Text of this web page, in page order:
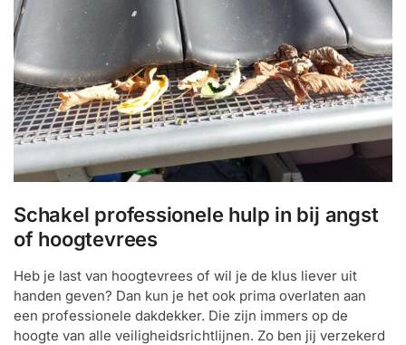
Schakel professionele hulp in bij angst
of hoogtevrees
Heb je last van hoogtevrees of wil je de klus liever uit
handen geven? Dan kun je het ook prima overlaten aan
een professionele dakdekker. Die zijn immers op de
hoogte van alle veiligheidsrichtlijnen. Zo ben jij verzekerd